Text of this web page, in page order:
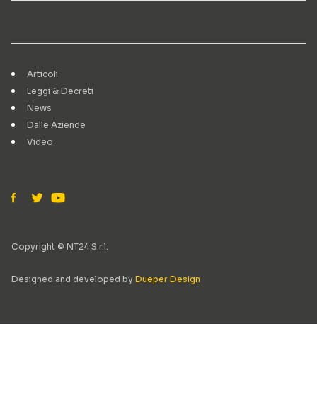
Articoli
Leggi & Decreti
News
Dalle Aziende
Video
Copyright © NT24 S.r.l.
Designed and developed by Dueper Design